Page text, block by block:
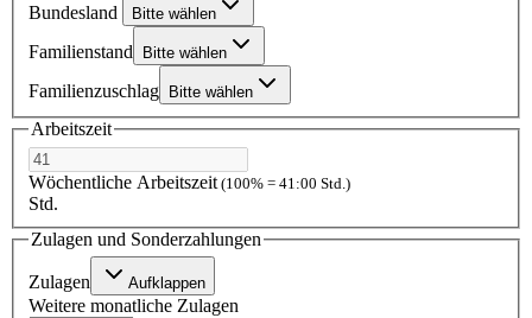
Bundesland Bitte wählen
Familienstand Bitte wählen
Familienzuschlag Bitte wählen
Arbeitszeit
Wöchentliche Arbeitszeit (100% = 41:00 Std.)
Std.
Zulagen und Sonderzahlungen
Zulagen Aufklappen
Weitere monatliche Zulagen